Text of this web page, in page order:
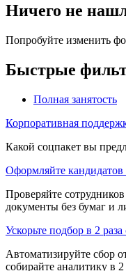
Ничего не
Попробуйте изменить
Быстрые
Полная занятость
Корпоративная
Какой соцпакет вы
Оформляйте кандидатов
Проверяйте
документы без бумаг и
Ускорьте подбор в 2
Автоматизируйте сбор
собирайте аналитику в